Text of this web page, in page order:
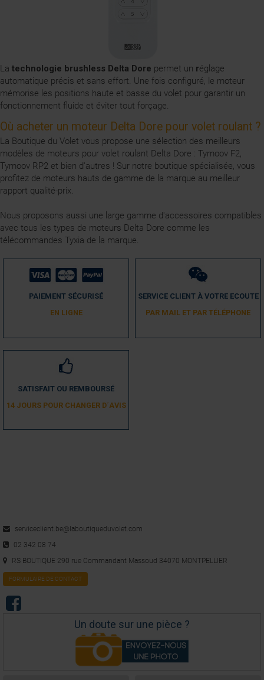
La technologie brushless Delta Dore permet un réglage
automatique précis et sans effort. Une fois configuré, le moteur
mémorise les positions haute et basse du volet pour garantir un
fonctionnement fluide et éviter tout forçage.
Où acheter un moteur Delta Dore pour volet roulant ?
La Boutique du Volet vous propose une sélection des meilleurs
modèles de moteurs pour volet roulant Delta Dore : Tymoov F2,
Tymoov RP2 et bien d'autres ! Sur notre boutique spécialisée, vous
profitez de moteurs hauts de gamme de la marque au meilleur
rapport qualité-prix.
Nous proposons aussi une large gamme d'accessoires compatibles
avec tous les types de moteurs Delta Dore comme les
télécommandes Tyxia de la marque.
PAIEMENT SÉCURISÉ
EN LIGNE
SERVICE CLIENT À VOTRE ECOUTE
PAR MAIL ET PAR TÉLÉPHONE
SATISFAIT OU REMBOURSÉ
14 JOURS POUR CHANGER D´AVIS
serviceclient.be@laboutiqueduvolet.com
02 342 08 74
RS BOUTIQUE 290 rue Commandant Massoud 34070 MONTPELLIER
FORMULAIRE DE CONTACT
Un doute sur une pièce ?